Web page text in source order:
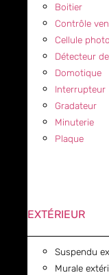
Boitier
Contrôle
Cellule
Détecteur
Domotique
Interrupteur
Gradateur
Minuterie
Plaque
EXTÉRIEUR
Suspendu
Murale